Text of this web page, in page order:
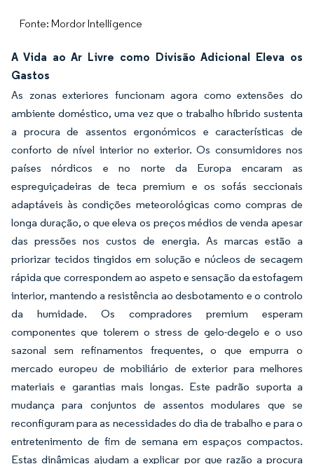
Fonte: Mordor Intelligence
A Vida ao Ar Livre como Divisão Adicional Eleva os
Gastos
As zonas exteriores funcionam agora como extensões do
ambiente doméstico, uma vez que o trabalho híbrido sustenta
a procura de assentos ergonómicos e características de
conforto de nível interior no exterior. Os consumidores nos
países nórdicos e no norte da Europa encaram as
espreguiçadeiras de teca premium e os sofás seccionais
adaptáveis às condições meteorológicas como compras de
longa duração, o que eleva os preços médios de venda apesar
das pressões nos custos de energia. As marcas estão a
priorizar tecidos tingidos em solução e núcleos de secagem
rápida que correspondem ao aspeto e sensação da estofagem
interior, mantendo a resistência ao desbotamento e o controlo
da humidade. Os compradores premium esperam
componentes que tolerem o stress de gelo-degelo e o uso
sazonal sem refinamentos frequentes, o que empurra o
mercado europeu de mobiliário de exterior para melhores
materiais e garantias mais longas. Este padrão suporta a
mudança para conjuntos de assentos modulares que se
reconfiguram para as necessidades do dia de trabalho e para o
entretenimento de fim de semana em espaços compactos.
Estas dinâmicas ajudam a explicar por que razão a procura